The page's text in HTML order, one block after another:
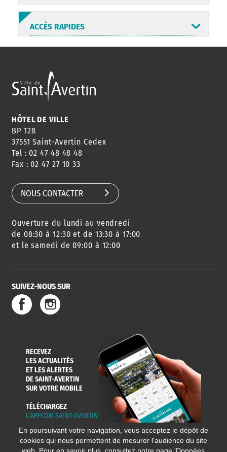
ACCÈS RAPIDES
ANNUAIRE
HORAIRES
CONSEILS
DE QUARTIER
AGENDA
DES SORTIES
URBANISME
SERVICE
DE L'EAU
HÔTEL DE VILLE
BP 128
37551 Saint-Avertin Cedex
Tel : 02 47 48 48 48
Fax : 02 47 27 10 33
NOUS CONTACTER
Ouverture du lundi au vendredi
de 08:30 à 12:30 et de 13:30 à 17:00
et le samedi de 09:00 à 12:00
SUIVEZ-NOUS SUR
RECEVEZ
LES ACTUALITÉS
ET LES ALERTES
DE SAINT-AVERTIN
SUR VOTRE MOBILE
TÉLÉCHARGEZ
L'APPCOM SAINT-AVERTIN
En poursuivant votre navigation, vous acceptez le dépôt de
cookies qui nous permettent de mesurer l'audience du site